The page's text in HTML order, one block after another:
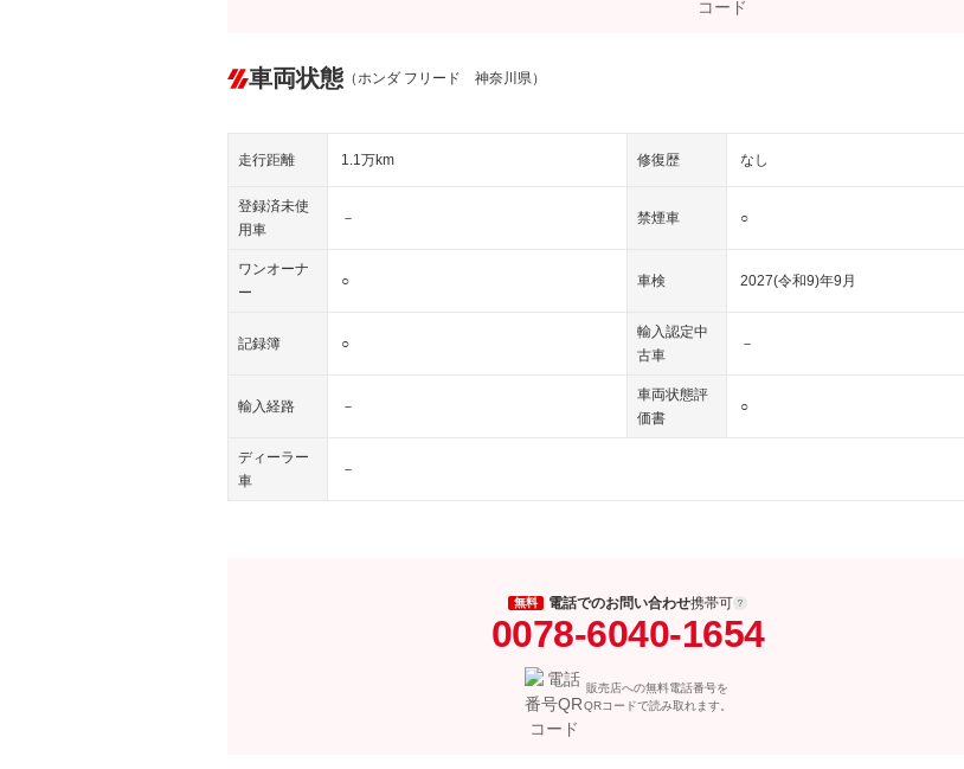
車両状態 （ホンダ フリード 神奈川県）
走行距離 1.1万km 修復歴 なし
登録済未使
用車
－ 禁煙車 ○
ワンオーナ
ー
○ 車検 2027(令和9)年9月
記録簿 ○
輸入認定中
古車
－
輸入経路 －
車両状態評
価書
○
ディーラー
車
－
無料 電話でのお問い合わせ携帯可
0078-6040-1654
販売店への無料電話番号を
QRコードで読み取れます。